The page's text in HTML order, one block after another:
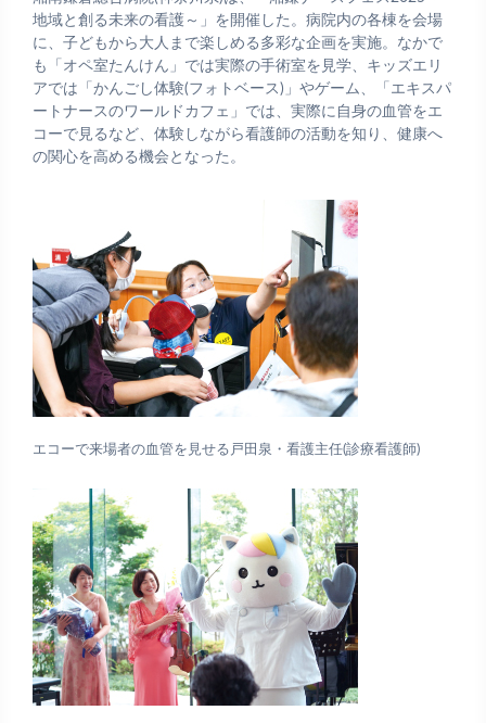
地域と創る未来の看護～」を開催した。病院内の各棟を会場
に、子どもから大人まで楽しめる多彩な企画を実施。なかで
も「オペ室たんけん」では実際の手術室を見学、キッズエリ
アでは「かんごし体験(フォトベース)」やゲーム、「エキスパ
ートナースのワールドカフェ」では、実際に自身の血管をエ
コーで見るなど、体験しながら看護師の活動を知り、健康へ
の関心を高める機会となった。
エコーで来場者の血管を見せる戸田泉・看護主任(診療看護師)